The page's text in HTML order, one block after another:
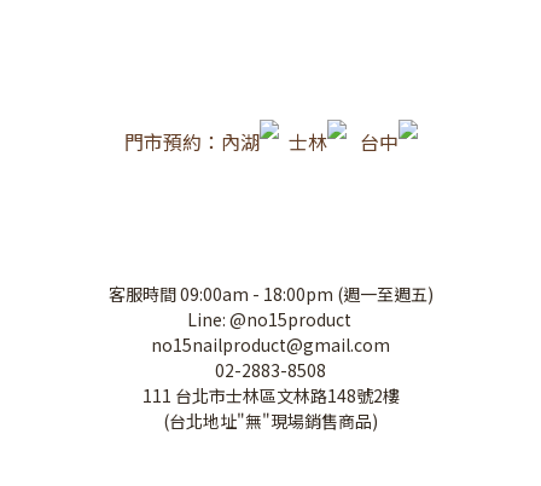
門市預約：內湖 士林 台中
客服時間 09:00am - 18:00pm (週一至週五)
Line: @no15product
no15nailproduct@gmail.com
02-2883-8508
111 台北市士林區文林路148號2樓
(台北地址"無"現場銷售商品)